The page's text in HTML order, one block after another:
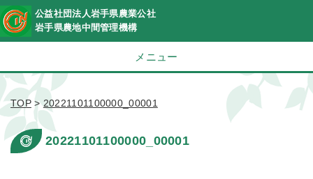
公益社団法人岩手県農業公社
岩手県農地中間管理機構
メニュー
TOP>20221101100000_00001
20221101100000_00001